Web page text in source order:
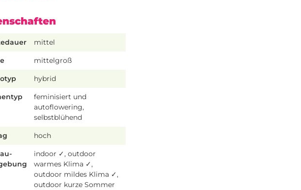
mittel
mittelgroß
hybrid
feminisiert und
autoflowering,
selbstblühend
hoch
indoor ✓, outdoor
warmes Klima ✓,
outdoor mildes Klima ✓,
outdoor kurze Sommer